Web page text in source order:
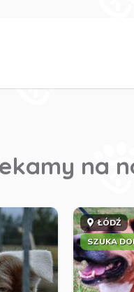
na
ŁÓDŹ
SZUKA